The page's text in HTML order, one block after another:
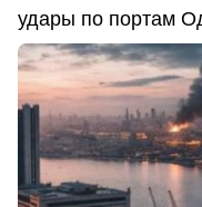
удары по портам